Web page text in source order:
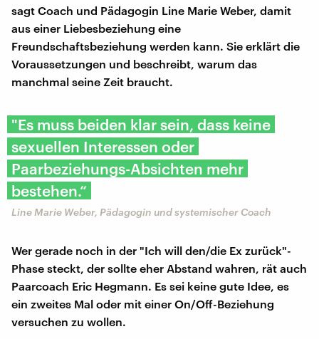
sagt Coach und Pädagogin Line Marie Weber, damit
aus einer Liebesbeziehung eine
Freundschaftsbeziehung werden kann. Sie erklärt die
Voraussetzungen und beschreibt, warum das
manchmal seine Zeit braucht.
"Es muss beiden klar sein, dass keine
sexuellen Interessen oder
Paarbeziehungs-Absichten mehr
bestehen.“
Line Marie Weber, Pädagogin und systemischer Coach
Wer gerade noch in der "Ich will den/die Ex zurück"-
Phase steckt, der sollte eher Abstand wahren, rät auch
Paarcoach Eric Hegmann. Es sei keine gute Idee, es
ein zweites Mal oder mit einer On/Off-Beziehung
versuchen zu wollen.